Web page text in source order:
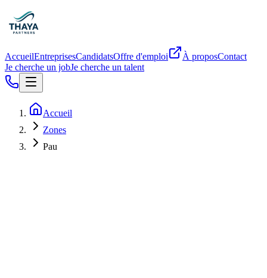
AccueilEntreprisesCandidatsOffre d'emploi À proposContact
Je cherche un jobJe cherche un talent
Accueil
Zones
Pau